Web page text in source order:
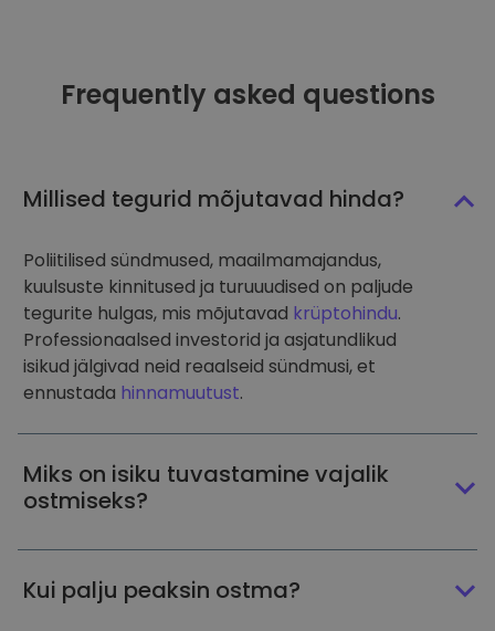
Frequently asked questions
Millised tegurid mõjutavad hinda?
Poliitilised sündmused, maailmamajandus,
kuulsuste kinnitused ja turuuudised on paljude
tegurite hulgas, mis mõjutavad krüptohindu.
Professionaalsed investorid ja asjatundlikud
isikud jälgivad neid reaalseid sündmusi, et
ennustada hinnamuutust.
Miks on isiku tuvastamine vajalik
ostmiseks?
Kui palju peaksin ostma?